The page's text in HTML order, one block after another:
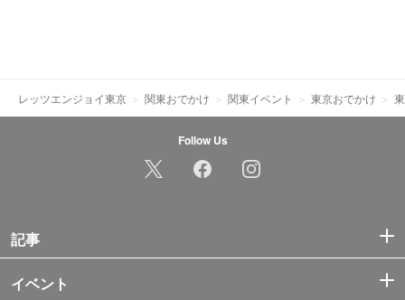
レッツエンジョイ東京 関東おでかけ 関東イベント 東京おでかけ
Follow Us
記事
イベント